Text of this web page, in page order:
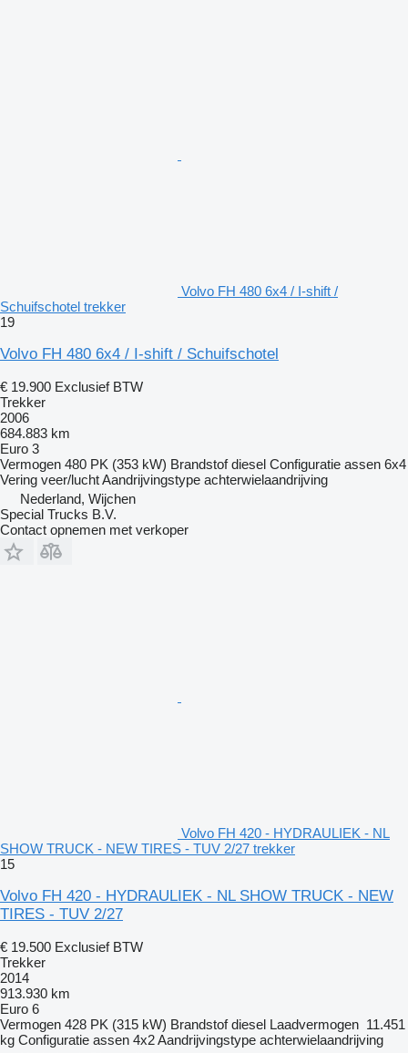
Volvo FH 480 6x4 / I-shift /
Schuifschotel trekker
19
Volvo FH 480 6x4 / I-shift / Schuifschotel
€ 19.900 Exclusief BTW
Trekker
2006
684.883 km
Euro 3
Vermogen 480 PK (353 kW) Brandstof diesel Configuratie assen 6x4
Vering veer/luchtAandrijvingstype achterwielaandrijving
Nederland, Wijchen
Special Trucks B.V.
Contact opnemen met verkoper
Volvo FH 420 - HYDRAULIEK - NL
SHOW TRUCK - NEW TIRES - TUV 2/27 trekker
15
Volvo FH 420 - HYDRAULIEK - NL SHOW TRUCK - NEW
TIRES - TUV 2/27
€ 19.500 Exclusief BTW
Trekker
2014
913.930 km
Euro 6
Vermogen 428 PK (315 kW) Brandstof diesel Laadvermogen 11.451
kg Configuratie assen 4x2Aandrijvingstype achterwielaandrijving